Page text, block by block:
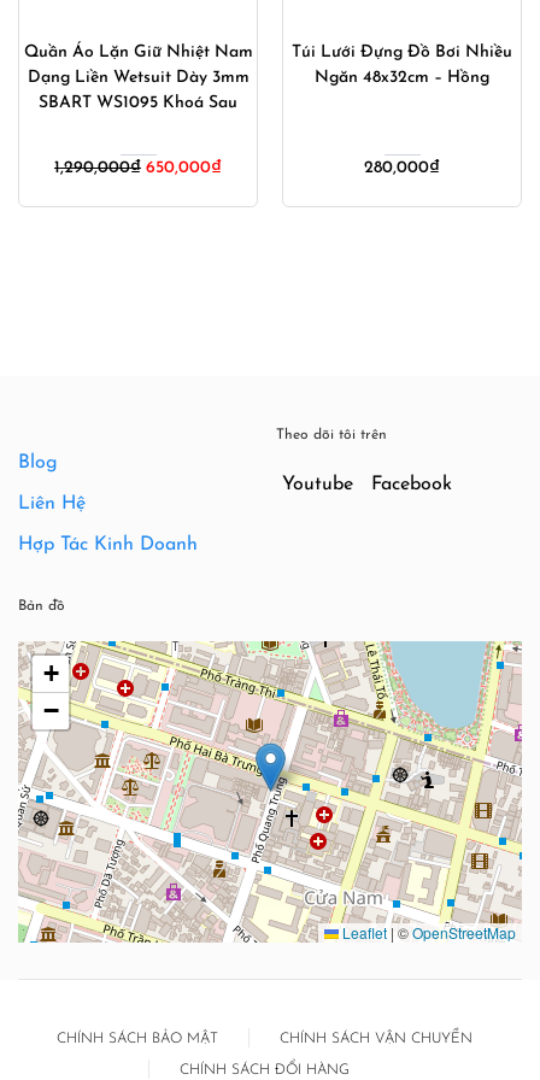
Quần Áo Lặn Giữ Nhiệt Nam
Dạng Liền Wetsuit Dày 3mm
SBART WS1095 Khoá Sau
1,290,000₫ 650,000₫
Túi Lưới Đựng Đồ Bơi Nhiều
Ngăn 48x32cm – Hồng
280,000₫
Blog
Liên Hệ
Hợp Tác Kinh Doanh
Theo dõi tôi trên
Youtube Facebook
Bản đồ
+
−
Leaflet | ©OpenStreetMap
CHÍNH SÁCH BẢO MẬT CHÍNH SÁCH VẬN CHUYỂN
CHÍNH SÁCH ĐỔI HÀNG